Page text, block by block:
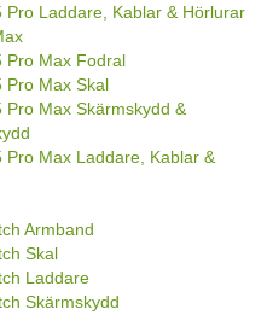
Pro Laddare, Kablar & Hörlurar
Pro Max Fodral
Pro Max Skal
Pro Max Skärmskydd &
Pro Max Laddare, Kablar &
Armband
Skal
Laddare
Skärmskydd